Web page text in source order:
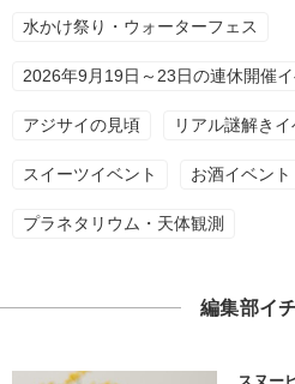
水かけ祭り・ウォーターフェス
2026年9月19日～23日の連休開催イ
アジサイの見頃 リアル謎解きイ
スイーツイベント お酒イベント
プラネタリウム・天体観測
編集部イ